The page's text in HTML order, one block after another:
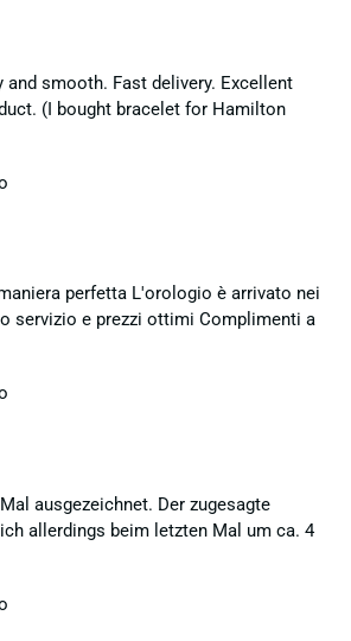
and smooth. Fast delivery. Excellent
(I bought bracelet for Hamilton
perfetta L'orologio è arrivato nei
servizio e prezzi ottimi Complimenti a
ausgezeichnet. Der zugesagte
allerdings beim letzten Mal um ca. 4